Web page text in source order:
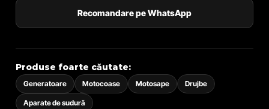
Recomandare pe WhatsApp
Produse foarte căutate:
Generatoare Motocoase Motosape Drujbe
Aparate de sudură